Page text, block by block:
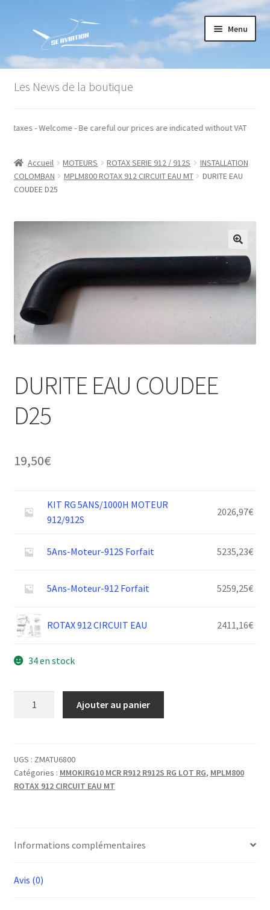
la
navigation
contenu
Menu
Accueil
Conditions générales de vente
Mon compte
Paiement
Recommandations techniques
Les News de la boutique
taxes - Welcome - Be careful our prices are indicated without VAT
Accueil MOTEURS ROTAX SERIE 912 / 912S
INSTALLATION
COLOMBAN
MPLM800 ROTAX 912 CIRCUIT EAU MT
DURITE EAU
COUDEE D25
DURITE EAU COUDEE
D25
19,50€
KIT RG 5ANS/1000H MOTEUR
912/912S
2026,97€
5Ans-Moteur-912S Forfait 5235,23€
5Ans-Moteur-912 Forfait 5259,25€
ROTAX 912 CIRCUIT EAU 2411,16€
34 en stock
COUDEE
D25
Ajouter au panier
UGS : ZMATU6800
Catégories : MMOKIRG10 MCR R912 R912S RG LOT RG, MPLM800
ROTAX 912 CIRCUIT EAU MT
Informations complémentaires
Avis (0)